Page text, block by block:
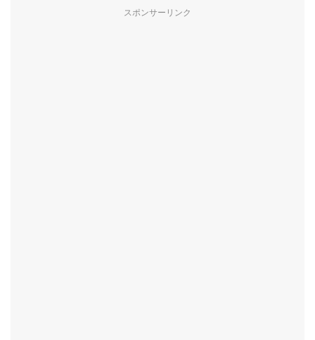
スポンサーリンク